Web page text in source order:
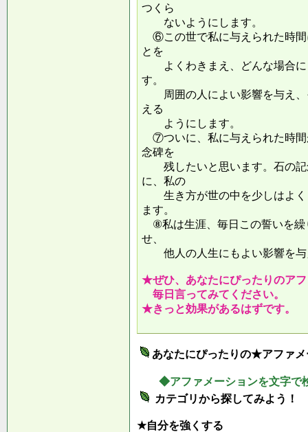
つくら
ないようにします。
⑥この世で私に与えられた時間
とを
よくわきまえ、どんな場合に
す。
周囲の人によい影響を与え、
える
ようにします。
⑦ついに、私に与えられた時間
念碑を
残したいと思います。石の記
に、私の
生き方が世の中を少しはよく
ます。
⑧私は生涯、毎日この誓いを繰
せ、
他人の人生にもよい影響
★ぜひ、あなたにぴったりのア
毎日言ってみてください。
★きっと効果があるはずです。
あなたにぴったりの★アファ
◆アファメーションを文字で
カテゴリから探してみよう！
★自分を強くする